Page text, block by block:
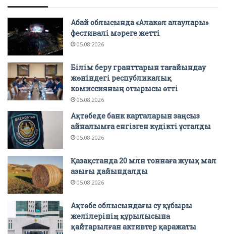
Абай облысында «Алакөл алаулары»
фестивалі мәреге жетті
05.08.2026
Білім беру гранттарын тағайындау
жөніндегі республикалық
комиссияның отырысы өтті
05.08.2026
Ақтөбеде банк карталарын заңсыз
айналымға енгізген күдікті ұсталды
05.08.2026
Қазақстанда 20 млн тоннаға жуық мал
азығы дайындалды
05.08.2026
Ақтөбе облысындағы су құбыры
желілерінің құрылысына
қайтарылған активтер қаражаты